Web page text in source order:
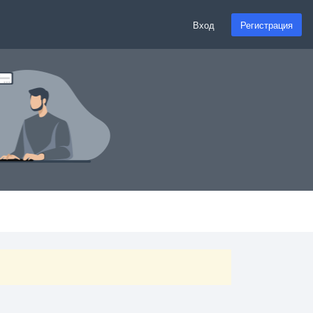
Вход Регистрация